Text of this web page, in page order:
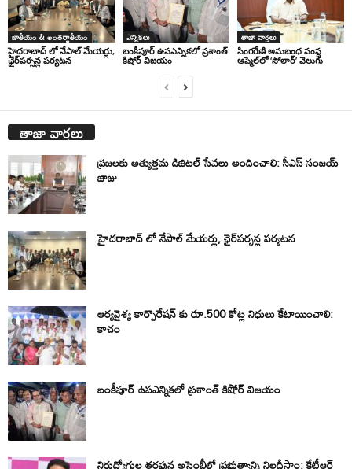
జాతీయం & అంతర్జాతీయం
హైదరాబాద్ లో నేపాల్ మేయర్లు,
ఛైర్‌పర్సన్ల పర్యటన
ఎన్నికలు
బంకీపూర్ ఉపఎన్నికలో ప్రశాంత్
కిషోర్ విజయం
తాజా వార్తలు
సింగ‌రేణి అనుబంధ సంస్థ
ఆప్మెల్‌లో ‘సోలార్’ వెలుగు
తాజా వార్తలు
ప్రజలకు అత్యుత్తమ డిజిటల్ సేవలు అందించాలి: సీఎస్ సంజయ్
జాజు
హైదరాబాద్ లో నేపాల్ మేయర్లు, ఛైర్‌పర్సన్ల పర్యటన
ఆర్యవైశ్య కార్పొరేషన్ కు రూ.500 కోట్ల నిధులు కేటాయించాలి:
కాచం
బంకీపూర్ ఉపఎన్నికలో ప్రశాంత్ కిషోర్ విజయం
నిరుద్యోగుల తరఫున అసెంబ్లీలో ప్రభుత్వాన్ని నిలదీస్తాం: కేటీఆర్